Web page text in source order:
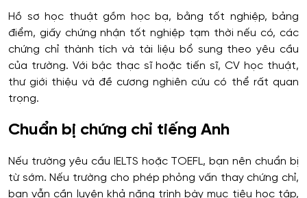
Hồ sơ học thuật gồm học bạ, bằng tốt nghiệp, bảng
điểm, giấy chứng nhận tốt nghiệp tạm thời nếu có, các
chứng chỉ thành tích và tài liệu bổ sung theo yêu cầu
của trường. Với bậc thạc sĩ hoặc tiến sĩ, CV học thuật,
thư giới thiệu và đề cương nghiên cứu có thể rất quan
trọng.
Chuẩn bị chứng chỉ tiếng Anh
Nếu trường yêu cầu IELTS hoặc TOEFL, bạn nên chuẩn bị
từ sớm. Nếu trường cho phép phỏng vấn thay chứng chỉ,
bạn vẫn cần luyện khả năng trình bày mục tiêu học tập,